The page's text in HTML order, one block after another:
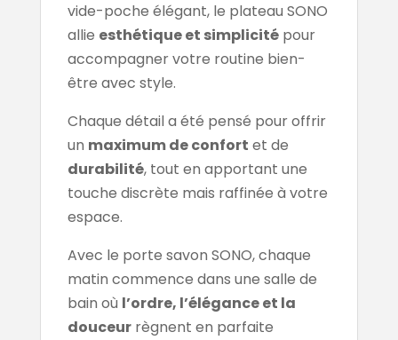
vide-poche élégant, le plateau SONO
allie esthétique et simplicitépour
accompagner votre routine bien-
être avec style.
Chaque détail a été pensé pour offrir
un maximum de confort et de
durabilité, tout en apportant une
touche discrète mais raffinée à votre
espace.
Avec le porte savon SONO, chaque
matin commence dans une salle de
bain où l’ordre, l’élégance et la
douceurrègnent en parfaite